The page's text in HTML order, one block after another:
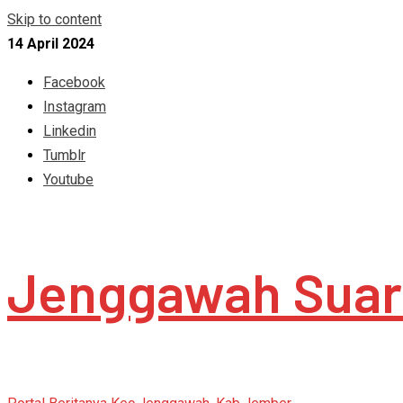
Skip to content
14 April 2024
Facebook
Instagram
Linkedin
Tumblr
Youtube
Jenggawah